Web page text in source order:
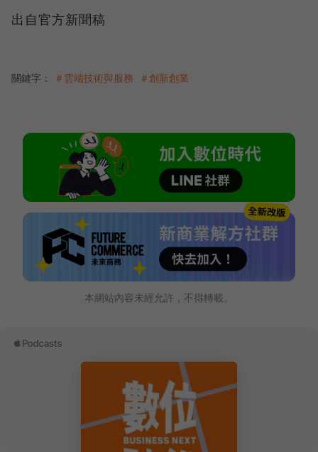
出自官方新聞稿
關鍵字： ＃雲端技術與服務 ＃創新創業
本網站內容未經允許，不得轉載。